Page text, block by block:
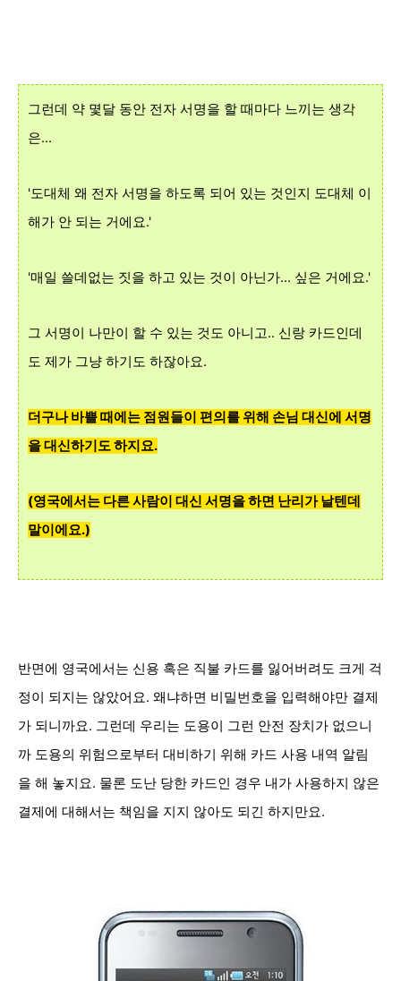
그런데 약 몇달 동안 전자 서명을 할 때마다 느끼는 생각
은...
'도대체 왜 전자 서명을 하도록 되어 있는 것인지 도대체 이
해가 안 되는 거에요.'
'매일 쓸데없는 짓을 하고 있는 것이 아닌가... 싶은 거에요.'
그 서명이 나만이 할 수 있는 것도 아니고.. 신랑 카드인데
도 제가 그냥 하기도 하잖아요.
더구나 바쁠 때에는 점원들이 편의를 위해 손님 대신에 서명
을 대신하기도 하지요.
(영국에서는 다른 사람이 대신 서명을 하면 난리가 날텐데
말이에요.)
반면에 영국에서는 신용 혹은 직불 카드를 잃어버려도 크게 걱
정이 되지는 않았어요. 왜냐하면 비밀번호을 입력해야만 결제
가 되니까요. 그런데 우리는 도용이 그런 안전 장치가 없으니
까 도용의 위험으로부터 대비하기 위해 카드 사용 내역 알림
을 해 놓지요. 물론 도난 당한 카드인 경우 내가 사용하지 않은
결제에 대해서는 책임을 지지 않아도 되긴 하지만요.